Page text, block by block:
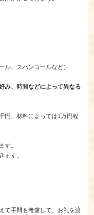
ル、スパンコールなど）
み、時間などによって異なる
円、材料によっては1万円程
す。
ます。
て手間も考慮して、お礼を渡